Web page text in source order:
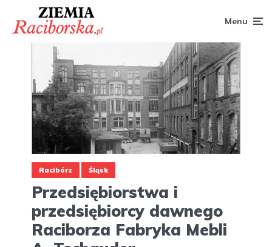
Menu
Racibórz Śląsk
Przedsiębiorstwa i
przedsiębiorcy dawnego
Raciborza Fabryka Mebli